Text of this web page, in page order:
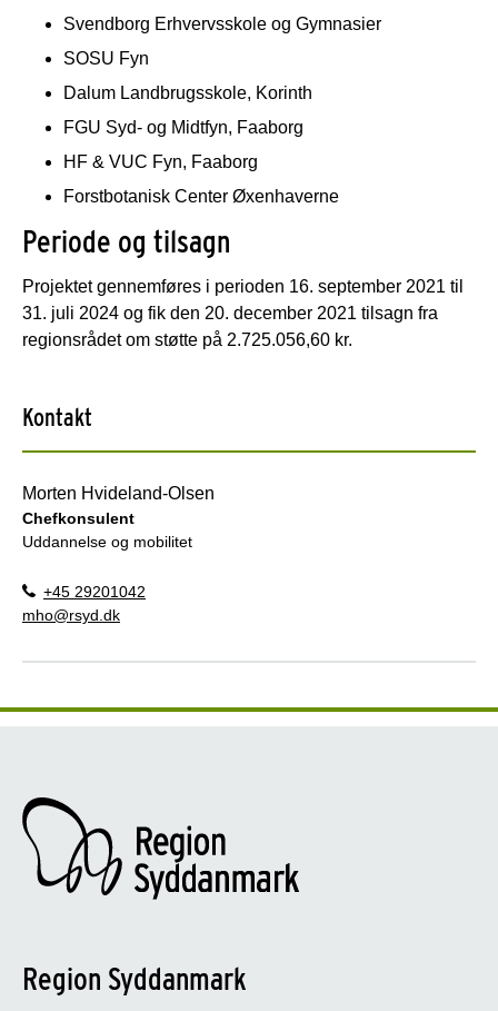
Svendborg Erhvervsskole og Gymnasier
SOSU Fyn
Dalum Landbrugsskole, Korinth
FGU Syd- og Midtfyn, Faaborg
HF & VUC Fyn, Faaborg
Forstbotanisk Center Øxenhaverne
Periode og tilsagn
Projektet gennemføres i perioden 16. september 2021 til
31. juli 2024 og fik den 20. december 2021 tilsagn fra
regionsrådet om støtte på 2.725.056,60 kr.
Kontakt
Morten Hvideland-Olsen
Chefkonsulent
Uddannelse og mobilitet
+45 29201042
mho@rsyd.dk
Region Syddanmark